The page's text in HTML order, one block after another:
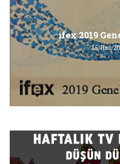
ifex 2019
15/Haz/